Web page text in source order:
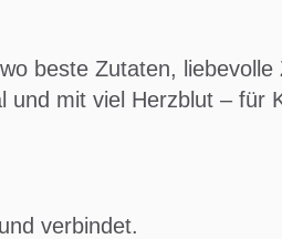
beste Zutaten,
mit viel Herzblut – für
verbindet.